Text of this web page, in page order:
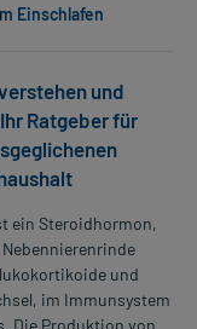
Einschlafen
und
Ratgeber für
ein Steroidhormon,
und
im Immunsystem
Die Produktion von